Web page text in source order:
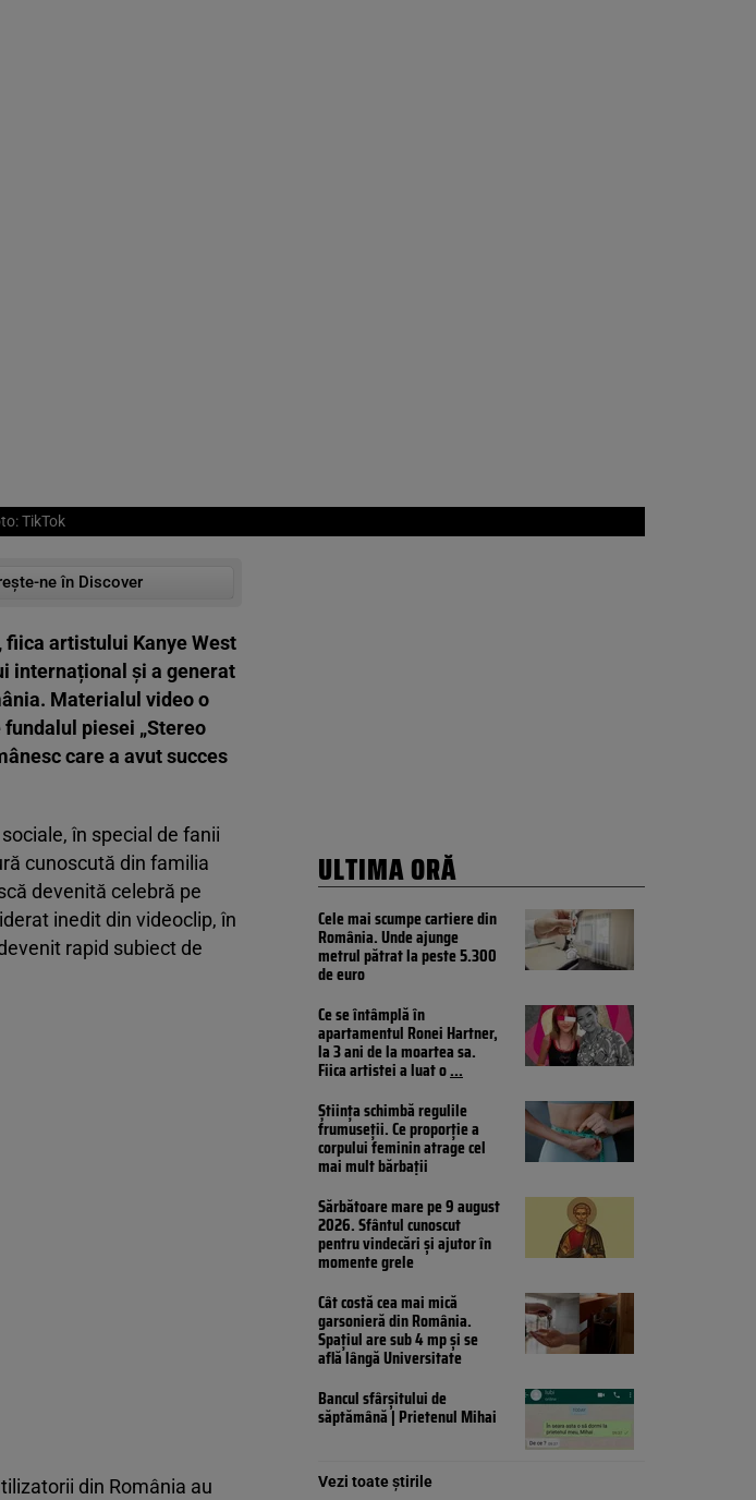
TikTok
ne în Discover
fiica artistului Kanye West
internațional și a generat
Materialul video o
piesei „Stereo
care a avut succes
în special de fanii
cunoscută din familia
devenită celebră pe
inedit din videoclip, în
rapid subiect de
din România au
ULTIMA ORĂ
Cele mai scumpe cartiere din
România. Unde ajunge
metrul pătrat la peste 5.300
de euro
Ce se întâmplă în
apartamentul Ronei Hartner,
la 3 ani de la moartea sa.
Fiica artistei a luat o...
Știința schimbă regulile
frumuseții. Ce proporție a
corpului feminin atrage cel
mai mult bărbații
Sărbătoare mare pe 9 august
2026. Sfântul cunoscut
pentru vindecări și ajutor în
momente grele
Cât costă cea mai mică
garsonieră din România.
Spațiul are sub 4 mp și se
află lângă Universitate
Bancul sfârșitului de
săptămână | Prietenul Mihai
Vezi toate știrile